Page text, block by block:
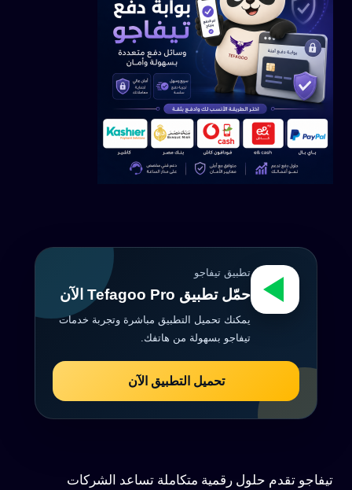
تطبيق تيفاجو
حمّل تطبيق Tefagoo Pro الآن
يمكنك تحميل التطبيق مباشرة وتجربة خدمات
تيفاجو بسهولة من هاتفك.
تحميل التطبيق الآن
تيفاجو تقدم حلول رقمية متكاملة تساعد الشركات